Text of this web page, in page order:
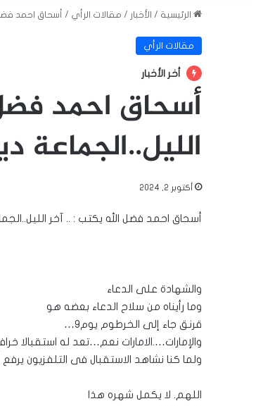
الرئيسية / الأخبار / مقالات الرأي / أسحاق احمد
مقالات الرأي
أخر الأخبار
أسحاق احمد
الليل..الجماعة
أكتوبر 2, 2024
أسحاق احمد فضل الله يكتب : .. آخر
والشهادة على الدعاء
وما رأيناه من سلاح الدعاء بعضه هو
قرنق جاء إلى الخرطوم يوم٩…
والإمارات….الامارات نعم…تعد له استقبالا
ولما كنا نشاهد الاستقبال فى التلفزيون
اللهم. لا يكمل شهره هذا